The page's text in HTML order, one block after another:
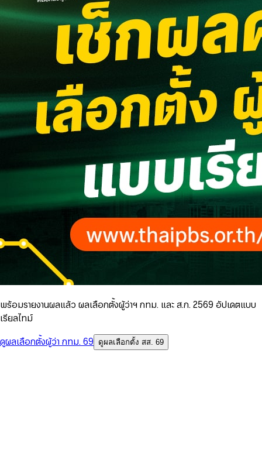
พร้อมรายงานผลแล้ว ผลเลือกตั้งผู้ว่าฯ กทม. และ ส.ก. 2569 อัปเดตแบบ
เรียลไทม์
ดูผลเลือกตั้งผู้ว่า กทม. 69
ดูผลเลือกตั้ง สส. 69